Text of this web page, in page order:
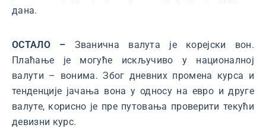
дана.
ОСТАЛО – Званична валута је корејски вон.
Плаћање је могуће искључиво у националној
валути – вонима. Због дневних промена курса и
тенденције јачања вона у односу на евро и друге
валуте, корисно је пре путовања проверити текући
девизни курс.